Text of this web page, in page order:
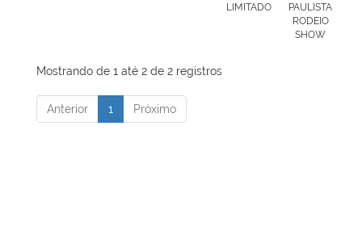
LIMITADO
PAULISTA
RODEIO
SHOW
Mostrando de 1 até 2 de 2 registros
Anterior 1 Próximo